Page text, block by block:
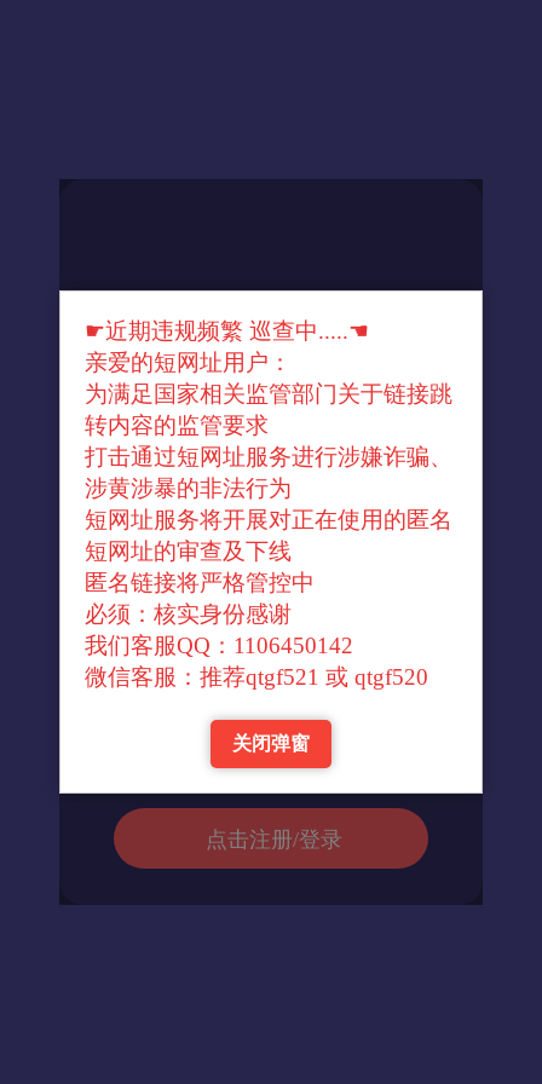
☛近期违规频繁 巡查中.....☚
亲爱的短网址用户：
为满足国家相关监管部门关于链接跳
转内容的监管要求
打击通过短网址服务进行涉嫌诈骗、
涉黄涉暴的非法行为
短网址服务将开展对正在使用的匿名
短网址的审查及下线
匿名链接将严格管控中
必须：核实身份感谢
我们客服QQ：1106450142
微信客服：推荐qtgf521 或 qtgf520
关闭弹窗
↓官方转换域名↓
进入url
返回首页
点击注册/登录